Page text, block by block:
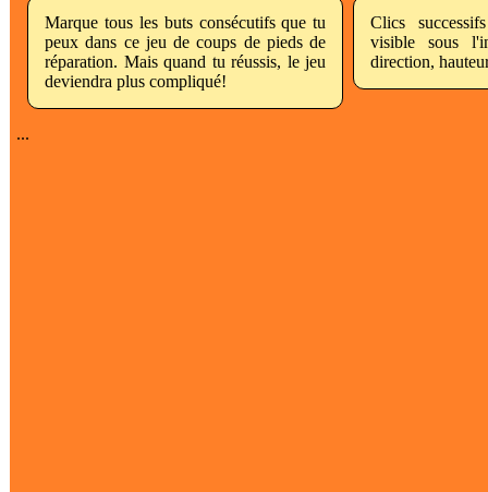
Marque tous les buts consécutifs que tu
peux dans ce jeu de coups de pieds de
réparation. Mais quand tu réussis, le jeu
deviendra plus compliqué!
Clics
visible sous
direction,
...